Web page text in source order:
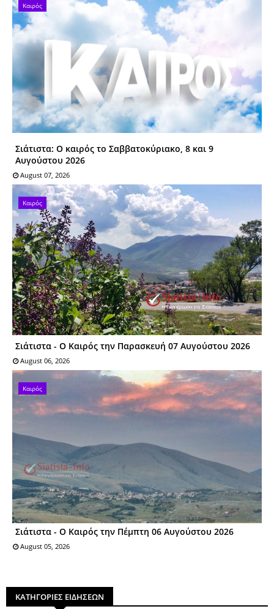
Καιρός
Σιάτιστα: O καιρός το Σαββατοκύριακο, 8 και 9
Αυγούστου 2026
August 07, 2026
Καιρός
Σιάτιστα - Ο Καιρός την Παρασκευή 07 Αυγούστου 2026
August 06, 2026
Καιρός
Σιάτιστα - Ο Καιρός την Πέμπτη 06 Αυγούστου 2026
August 05, 2026
ΚΑΤΗΓΟΡΙΕΣ ΕΙΔΗΣΕΩΝ